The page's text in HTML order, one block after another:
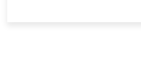
منها خدمة الصيانة التى تكون من أهم